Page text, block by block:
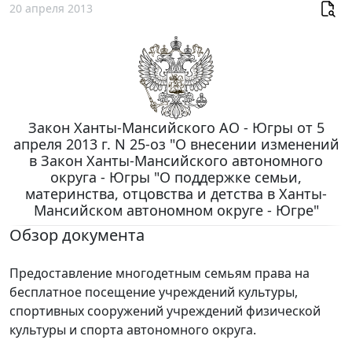
20 апреля 2013
Закон Ханты-Мансийского АО - Югры от 5
апреля 2013 г. N 25-оз "О внесении изменений
в Закон Ханты-Мансийского автономного
округа - Югры "О поддержке семьи,
материнства, отцовства и детства в Ханты-
Мансийском автономном округе - Югре"
Обзор документа
Предоставление многодетным семьям права на
бесплатное посещение учреждений культуры,
спортивных сооружений учреждений физической
культуры и спорта автономного округа.